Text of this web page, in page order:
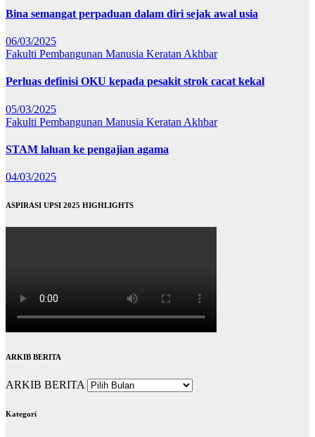
Bina semangat perpaduan dalam diri sejak awal usia
06/03/2025
Fakulti Pembangunan Manusia Keratan Akhbar
Perluas definisi OKU kepada pesakit strok cacat kekal
05/03/2025
Fakulti Pembangunan Manusia Keratan Akhbar
STAM laluan ke pengajian agama
04/03/2025
ASPIRASI UPSI 2025 HIGHLIGHTS
ARKIB BERITA
ARKIB BERITA
Kategori